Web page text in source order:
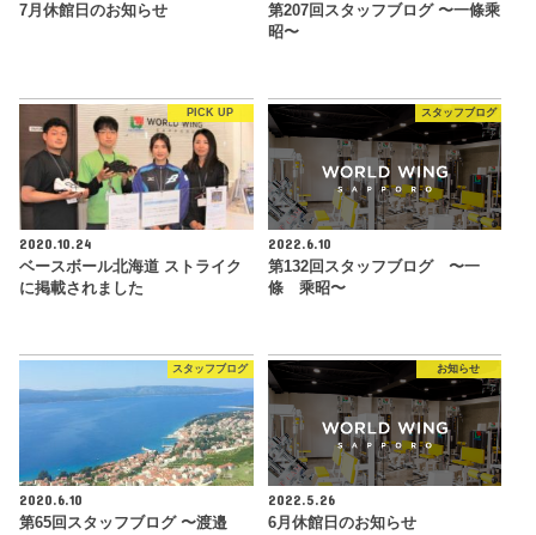
7月休館日のお知らせ
第207回スタッフブログ 〜一條乘
昭〜
PICK UP
2020.10.24
ベースボール北海道 ストライク
に掲載されました
スタッフブログ
2022.6.10
第132回スタッフブログ 〜一
條 乘昭〜
スタッフブログ
2020.6.10
第65回スタッフブログ 〜渡邉
お知らせ
2022.5.26
6月休館日のお知らせ